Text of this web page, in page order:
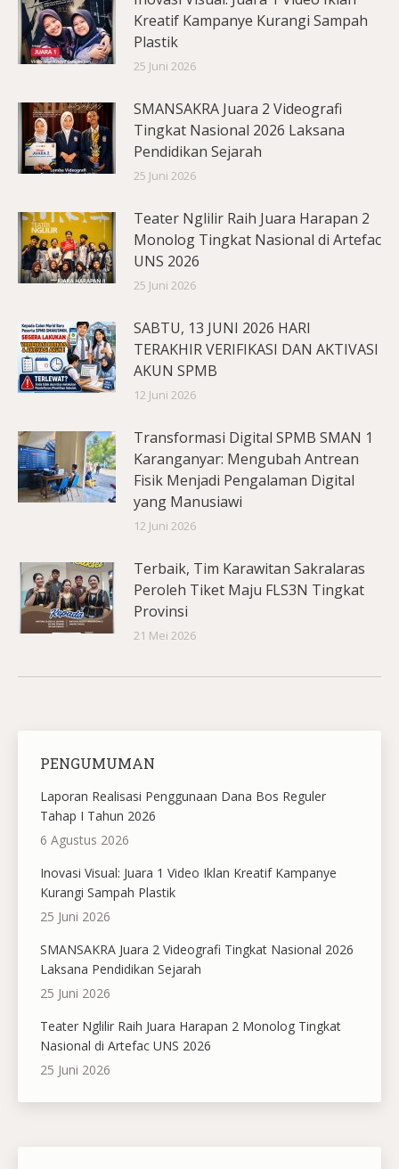
Kreatif Kampanye Kurangi Sampah
Plastik
25 Juni 2026
SMANSAKRA Juara 2 Videografi
Tingkat Nasional 2026 Laksana
Pendidikan Sejarah
25 Juni 2026
Teater Nglilir Raih Juara Harapan 2
Monolog Tingkat Nasional di Artefac
UNS 2026
25 Juni 2026
SABTU, 13 JUNI 2026 HARI
TERAKHIR VERIFIKASI DAN AKTIVASI
AKUN SPMB
12 Juni 2026
Transformasi Digital SPMB SMAN 1
Karanganyar: Mengubah Antrean
Fisik Menjadi Pengalaman Digital
yang Manusiawi
12 Juni 2026
Terbaik, Tim Karawitan Sakralaras
Peroleh Tiket Maju FLS3N Tingkat
Provinsi
21 Mei 2026
PENGUMUMAN
Laporan Realisasi Penggunaan Dana Bos Reguler
Tahap I Tahun 2026
6 Agustus 2026
Inovasi Visual: Juara 1 Video Iklan Kreatif Kampanye
Kurangi Sampah Plastik
25 Juni 2026
SMANSAKRA Juara 2 Videografi Tingkat Nasional 2026
Laksana Pendidikan Sejarah
25 Juni 2026
Teater Nglilir Raih Juara Harapan 2 Monolog Tingkat
Nasional di Artefac UNS 2026
25 Juni 2026